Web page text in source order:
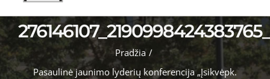
Pradžia /
Pasaulinė jaunimo lyderių konferencija „Įsikvėpk.